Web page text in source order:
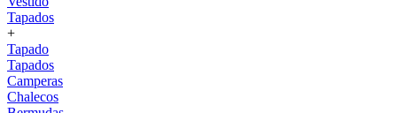
Tapados
+
Tapado
Tapados
Camperas
Chalecos